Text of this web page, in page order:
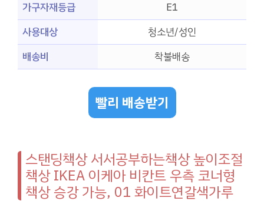
가구자재등급
E1
사용대상
청소년/성인
배송비
착불배송
빨리 배송받기
스탠딩책상 서서공부하는책상 높이조절
책상 IKEA 이케아 비칸트 우측 코너형
책상 승강 가능, 01 화이트연갈색가루